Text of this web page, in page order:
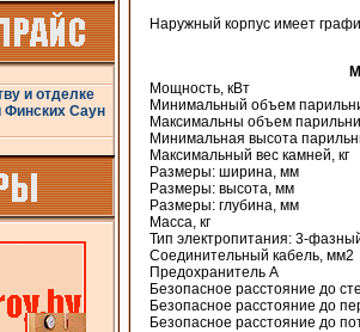
и отделке
Финских Саун
Наружный корпус имеет
Мощность, кВт
Минимальный объем
Максимальны объем
Минимальная высота
Максимальный вес камней, кг
Размеры: ширина, мм
Размеры: высота, мм
Размеры: глубина, мм
Масса, кг
Тип электропитания: 3-
Соединительный кабель, мм2
Предохранитель A
Безопасное расстояние до
Безопасное расстояние до
Безопасное расстояние до